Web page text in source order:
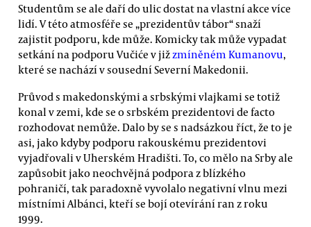
Studentům se ale daří do ulic dostat na vlastní akce více
lidí. V této atmosféře se „prezidentův tábor“ snaží
zajistit podporu, kde může. Komicky tak může vypadat
setkání na podporu Vučiće v již zmíněném Kumanovu,
které se nachází v sousední Severní Makedonii.
Průvod s makedonskými a srbskými vlajkami se totiž
konal v zemi, kde se o srbském prezidentovi de facto
rozhodovat nemůže. Dalo by se s nadsázkou říct, že to je
asi, jako kdyby podporu rakouskému prezidentovi
vyjadřovali v Uherském Hradišti. To, co mělo na Srby ale
zapůsobit jako neochvějná podpora z blízkého
pohraničí, tak paradoxně vyvolalo negativní vlnu mezi
místními Albánci, kteří se bojí otevírání ran z roku
1999.